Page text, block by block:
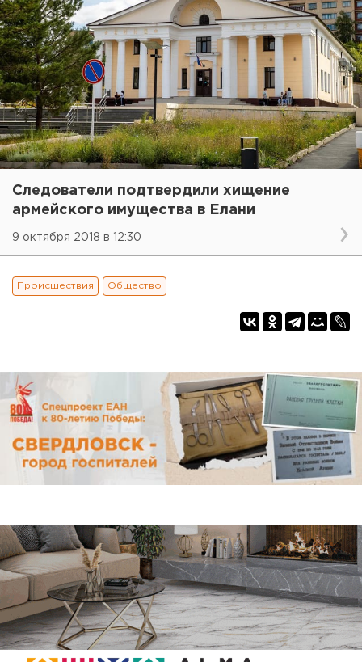
Следователи подтвердили хищение
армейского имущества в Елани
9 октября 2018 в 12:30
Происшествия Общество